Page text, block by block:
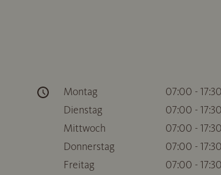
Montag
07:00 - 17:30
Dienstag
07:00 - 17:30
Mittwoch
07:00 - 17:30
Donnerstag
07:00 - 17:30
Freitag
07:00 - 17:30